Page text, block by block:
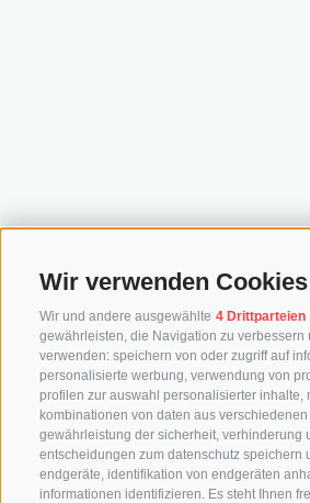
Wir verwenden
Wir und andere ausgewählte 4 Drittparteien
gewährleisten, die Navigation zu
verwenden: speichern von oder zugriff auf
personalisierte werbung, verwendung von
profilen zur auswahl personalisierter
kombinationen von daten aus
gewährleistung der sicherheit,
entscheidungen zum datenschutz
endgeräte, identifikation von endgeräten
informationen identifizieren. Es steht Ihnen